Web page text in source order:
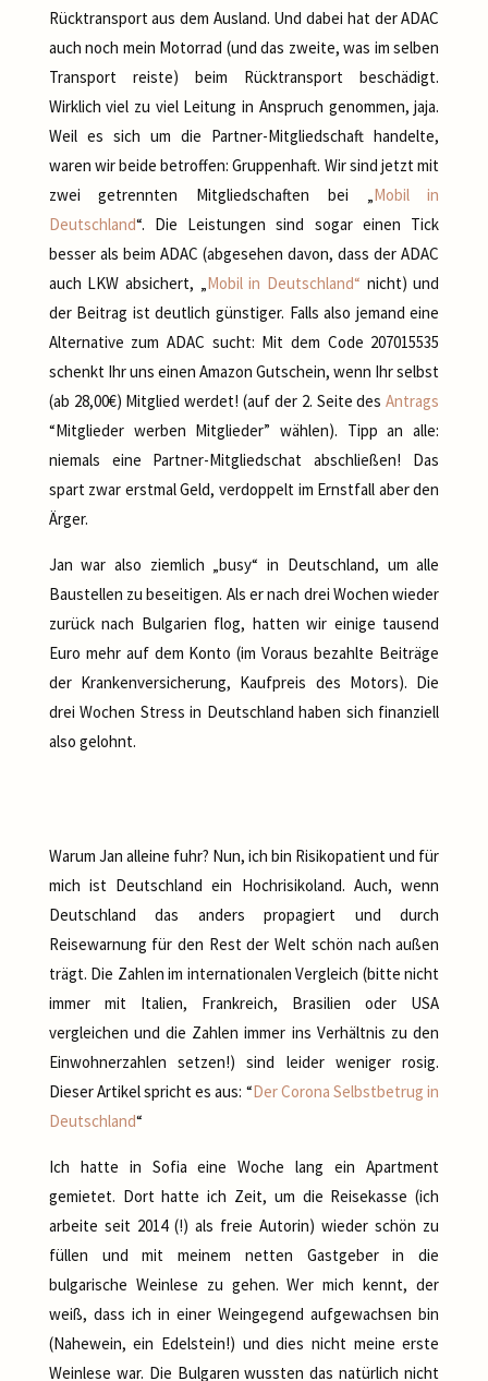
Rücktransport aus dem Ausland. Und dabei hat der ADAC
auch noch mein Motorrad (und das zweite, was im selben
Transport reiste) beim Rücktransport beschädigt.
Wirklich viel zu viel Leitung in Anspruch genommen, jaja.
Weil es sich um die Partner-Mitgliedschaft handelte,
waren wir beide betroffen: Gruppenhaft. Wir sind jetzt mit
zwei getrennten Mitgliedschaften bei „Mobil in
Deutschland“. Die Leistungen sind sogar einen Tick
besser als beim ADAC (abgesehen davon, dass der ADAC
auch LKW absichert, „Mobil in Deutschland“ nicht) und
der Beitrag ist deutlich günstiger. Falls also jemand eine
Alternative zum ADAC sucht: Mit dem Code 207015535
schenkt Ihr uns einen Amazon Gutschein, wenn Ihr selbst
(ab 28,00€) Mitglied werdet! (auf der 2. Seite desAntrags
“Mitglieder werben Mitglieder” wählen). Tipp an alle:
niemals eine Partner-Mitgliedschat abschließen! Das
spart zwar erstmal Geld, verdoppelt im Ernstfall aber den
Ärger.
Jan war also ziemlich „busy“ in Deutschland, um alle
Baustellen zu beseitigen. Als er nach drei Wochen wieder
zurück nach Bulgarien flog, hatten wir einige tausend
Euro mehr auf dem Konto (im Voraus bezahlte Beiträge
der Krankenversicherung, Kaufpreis des Motors). Die
drei Wochen Stress in Deutschland haben sich finanziell
also gelohnt.
Warum Jan alleine fuhr? Nun, ich bin Risikopatient und für
mich ist Deutschland ein Hochrisikoland. Auch, wenn
Deutschland das anders propagiert und durch
Reisewarnung für den Rest der Welt schön nach außen
trägt. Die Zahlen im internationalen Vergleich (bitte nicht
immer mit Italien, Frankreich, Brasilien oder USA
vergleichen und die Zahlen immer ins Verhältnis zu den
Einwohnerzahlen setzen!) sind leider weniger rosig.
Dieser Artikel spricht es aus: “Der Corona Selbstbetrug in
Deutschland“
Ich hatte in Sofia eine Woche lang ein Apartment
gemietet. Dort hatte ich Zeit, um die Reisekasse (ich
arbeite seit 2014 (!) als freie Autorin) wieder schön zu
füllen und mit meinem netten Gastgeber in die
bulgarische Weinlese zu gehen. Wer mich kennt, der
weiß, dass ich in einer Weingegend aufgewachsen bin
(Nahewein, ein Edelstein!) und dies nicht meine erste
Weinlese war. Die Bulgaren wussten das natürlich nicht